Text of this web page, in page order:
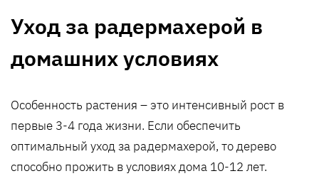
Уход за радермахерой в
домашних условиях
Особенность растения – это интенсивный рост в
первые 3-4 года жизни. Если обеспечить
оптимальный уход за радермахерой, то дерево
способно прожить в условиях дома 10-12 лет.